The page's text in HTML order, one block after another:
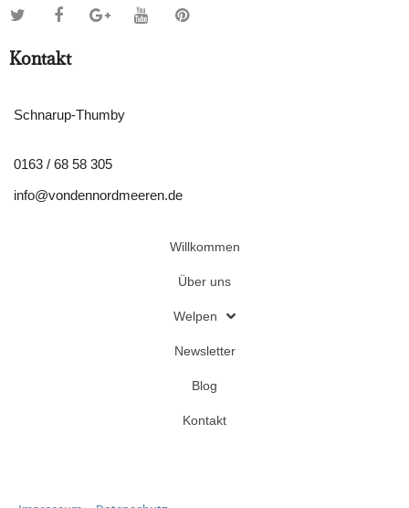
Willkommen
Über uns
Welpen
Newsletter
Blog
Kontakt
Kontakt
Schnarup-Thumby
0163 / 68 58 305
info@vondennordmeeren.de